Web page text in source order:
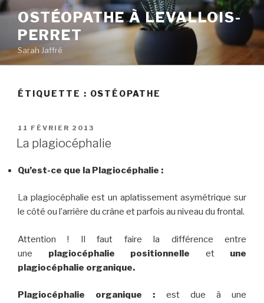
Aller
contenu
principal
OSTÉOPATHE À LEVALLOIS-
PERRET
Sarah Jaffré
ÉTIQUETTE : OSTÉOPATHE
PUBLIÉ
LE
11 FÉVRIER 2013
La plagiocéphalie
Qu’est-ce que la Plagiocéphalie :
La plagiocéphalie est un aplatissement asymétrique sur
le côté ou l’arrière du crâne et parfois au niveau du frontal.
Attention ! Il faut faire la différence entre
une plagiocéphalie positionnelle et une
plagiocéphalie organique.
Plagiocéphalie organique : est due à une